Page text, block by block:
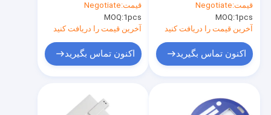
محصولات
ساز ماندگار و عملکرد
مناسب برای مدیریت داده
های کسب و کار
قیمت:Negotiate
MOQ:1pcs
آخرین قیمت را دریافت کنید
اکنون تماس بگیرید
ضمانت ارائه راه حل های
ذخیره دیجیتال امن
قیمت:Negotiate
MOQ:1pcs
آخرین قیمت را دریافت کنید
اکنون تماس بگیرید